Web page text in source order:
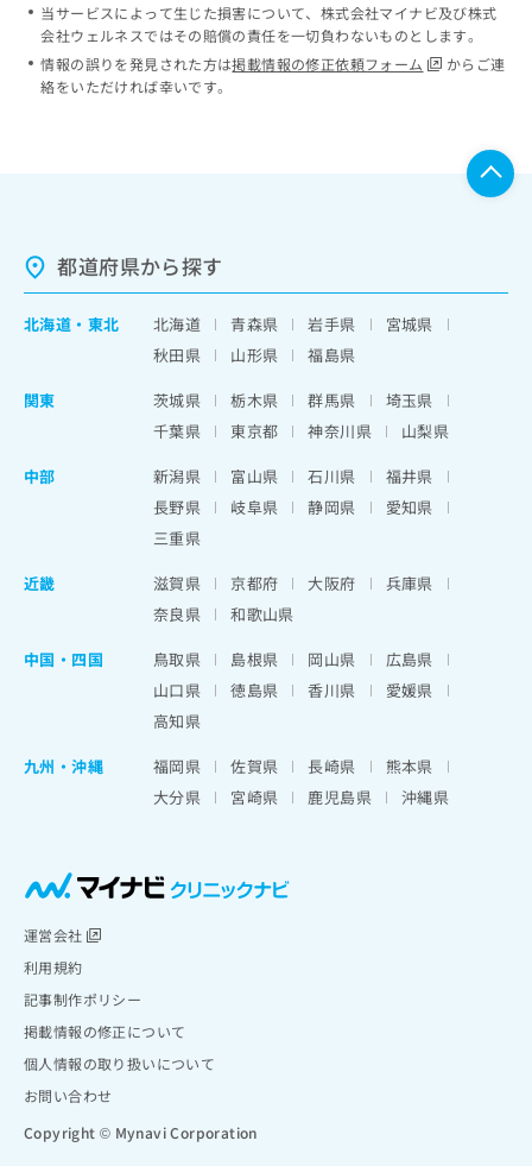
当サービスによって生じた損害について、株式会社マイナビ及び株式
会社ウェルネスではその賠償の責任を一切負わないものとします。
情報の誤りを発見された方は掲載情報の修正依頼フォーム
からご連
絡をいただければ幸いです。
都道府県から探す
北海道 ・ 東北 北海道 青森県 岩手県
宮城県
秋田県
山形県
福島県
関東
茨城県 栃木県 群馬県
埼玉県
千葉県
東京都 神奈川県
山梨県
中部
新潟県 富山県 石川県
福井県
長野県
岐阜県 静岡県
愛知県
三重県
近畿
滋賀県 京都府 大阪府
兵庫県
奈良県
和歌山県
中国・四国
鳥取県 島根県 岡山県
広島県
山口県
徳島県 香川県
愛媛県
高知県
九州・沖縄
福岡県 佐賀県 長崎県
熊本県
大分県
宮崎県 鹿児島県 沖縄県
運営会社
利用規約
記事制作ポリシー
掲載情報の修正について
個人情報の取り扱いについて
お問い合わせ
Copyright © Mynavi Corporation